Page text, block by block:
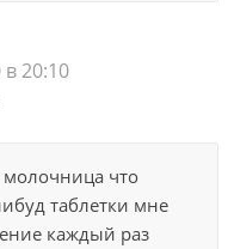
в 20:10
молочница что
таблетки мне
каждый раз